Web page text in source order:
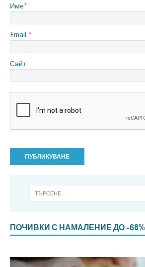
Име*
Email *
Сайт
ПОЧИВКИ С НАМАЛЕНИЕ ДО -68%